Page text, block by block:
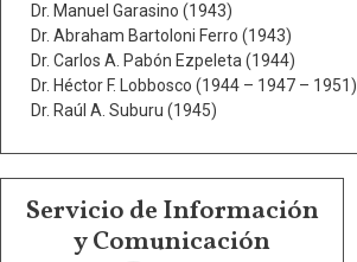
Dr. Manuel Garasino (1943)
Dr. Abraham Bartoloni Ferro (1943)
Dr. Carlos A. Pabón Ezpeleta (1944)
Dr. Héctor F. Lobbosco (1944 – 1947 – 1951)
Dr. Raúl A. Suburu (1945)
Servicio de Información
y Comunicación